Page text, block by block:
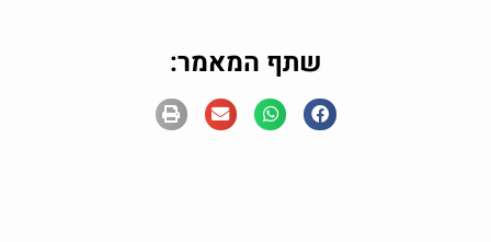
שתף המאמר: